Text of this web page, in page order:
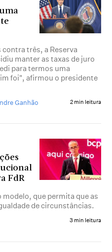
três, a Reserva
manter as taxas de juro
para termos uma
foi", afirmou o presidente
Ganhão 2 min leitura
FdR
modelo, que permita que as
de circunstâncias.
3 min leitura